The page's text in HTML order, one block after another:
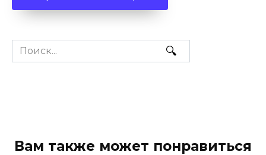
Search
for:
Вам также может понравиться